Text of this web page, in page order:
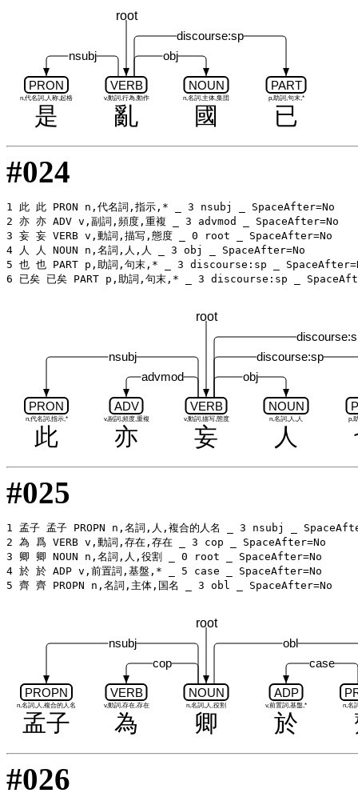
是
PRON
n,代名詞,人称,起格
亂
VERB
v,動詞,行為,動作
國
NOUN
n,名詞,主体,集団
已
PART
p,助詞,句末,*
nsubj
root
obj
discourse:sp
#024
1 此 此 PRON n,代名詞,指示,* _ 3 nsubj _ SpaceAfter=No
2 亦 亦 ADV v,副詞,頻度,重複 _ 3 advmod _ SpaceAfter=No
3 妄 妄 VERB v,動詞,描写,態度 _ 0 root _ SpaceAfter=No
4 人 人 NOUN n,名詞,人,人 _ 3 obj _ SpaceAfter=No
5 也 也 PART p,助詞,句末,* _ 3 discourse:sp _
此
PRON
n,代名詞,指示,*
亦
ADV
v,副詞,頻度,重複
妄
VERB
v,動詞,描写,態度
人
NOUN
n,名詞,人,人 p,
nsubj
advmod
root
obj
discourse:sp
#025
1 孟子 孟子 PROPN n,名詞,人,複合的人名 _ 3 nsubj _
2 為 爲 VERB v,動詞,存在,存在 _ 3 cop _ SpaceAfter=No
3 卿 卿 NOUN n,名詞,人,役割 _ 0 root _ SpaceAfter=No
4 於 於 ADP v,前置詞,基盤,* _ 5 case _ SpaceAfter=No
孟子
PROPN
n,名詞,人,複合的人名
為
VERB
v,動詞,存在,存在
卿
NOUN
n,名詞,人,役割
於
ADP
v,前置詞,基盤,* n,名
nsubj
cop
root
case
obl
#026